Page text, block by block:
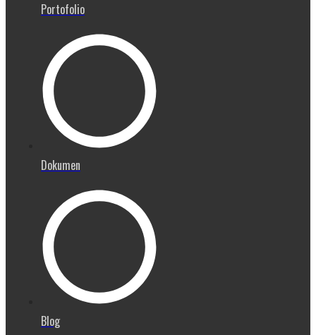
Portofolio
Dokumen
Blog